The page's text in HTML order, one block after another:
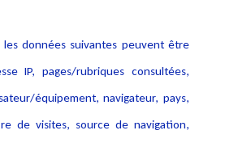
les données suivantes peuvent être
IP, pages/rubriques consultées,
équipement, navigateur, pays,
de visites, source de navigation,